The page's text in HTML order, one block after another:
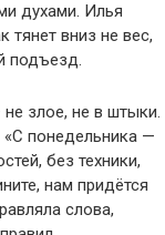
духами. Илья
тянет вниз не вес,
подъезд.
злое, не в штыки.
«С понедельника —
без техники,
нам придётся
слова,